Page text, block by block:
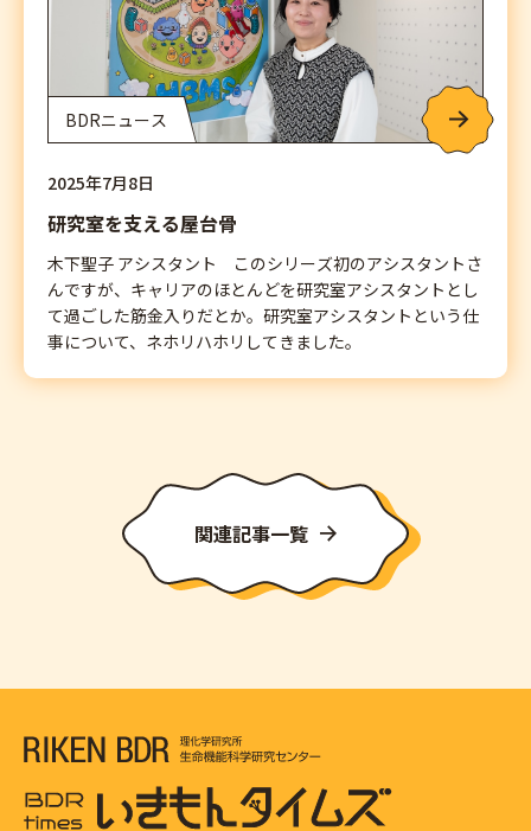
BDRニュース
2025年7月8日
研究室を支える屋台骨
木下聖子 アシスタント このシリーズ初のアシスタントさ
んですが、キャリアのほとんどを研究室アシスタントとし
て過ごした筋金入りだとか。研究室アシスタントという仕
事について、ネホリハホリしてきました。
関連記事一覧